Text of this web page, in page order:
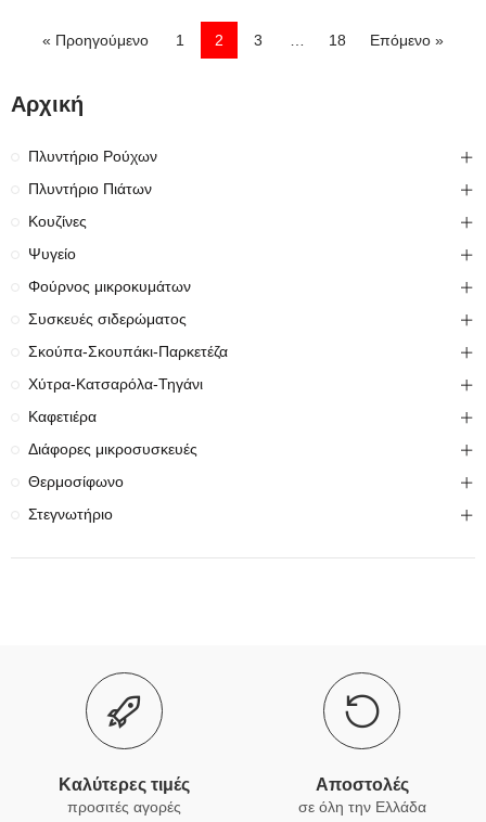
« Προηγούμενο 1 2 3 … 18 Επόμενο »
Αρχική
Πλυντήριο Ρούχων
Πλυντήριο Πιάτων
Κουζίνες
Ψυγείο
Φούρνος μικροκυμάτων
Συσκευές σιδερώματος
Σκούπα-Σκουπάκι-Παρκετέζα
Χύτρα-Κατσαρόλα-Τηγάνι
Καφετιέρα
Διάφορες μικροσυσκευές
Θερμοσίφωνο
Στεγνωτήριο
Καλύτερες τιμές
προσιτές αγορές
Αποστολές
σε όλη την Ελλάδα